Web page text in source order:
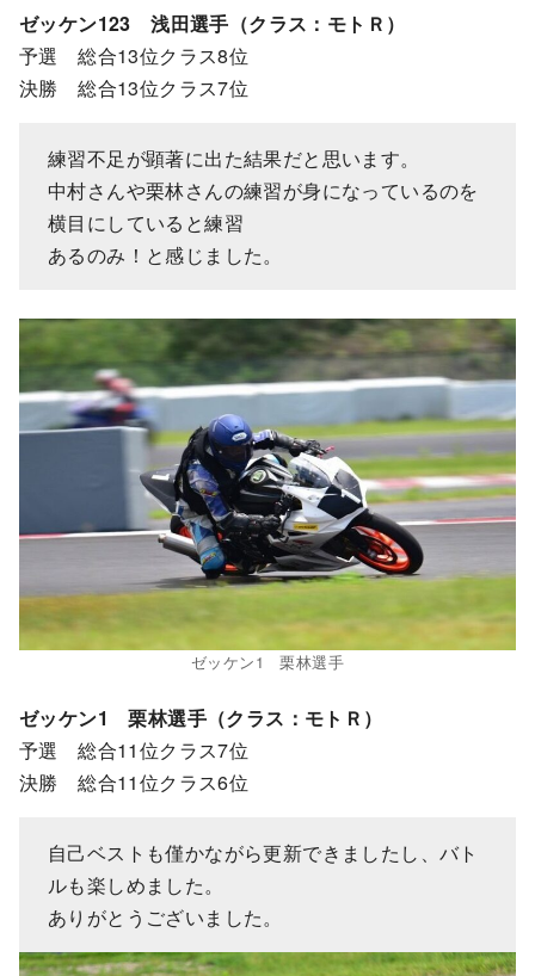
ゼッケン123 浅田選手（クラス：モトＲ）
予選 総合13位クラス8位
決勝 総合13位クラス7位
練習不足が顕著に出た結果だと思います。
中村さんや栗林さんの練習が身になっているのを
横目にしていると練習
あるのみ！と感じました。
ゼッケン1 栗林選手
ゼッケン1 栗林選手（クラス：モトＲ）
予選 総合11位クラス7位
決勝 総合11位クラス6位
自己ベストも僅かながら更新できましたし、バト
ルも楽しめました。
ありがとうございました。